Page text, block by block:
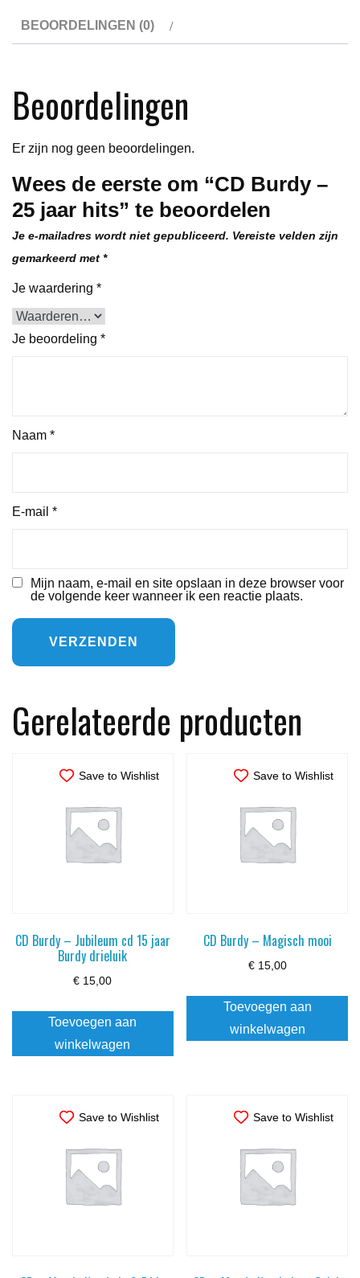
hits
aantal
BEOORDELINGEN (0)
Beoordelingen
Er zijn nog geen beoordelingen.
Wees de eerste om “CD Burdy –
25 jaar hits” te beoordelen
Je e-mailadres wordt niet gepubliceerd. Vereiste velden zijn
gemarkeerd met *
Je waardering *
Je beoordeling *
Naam *
E-mail *
Mijn naam, e-mail en site opslaan in deze browser voor
de volgende keer wanneer ik een reactie plaats.
Gerelateerde producten
Save to Wishlist
CD Burdy – Jubileum cd 15 jaar
Burdy drieluik
€ 15,00
Toevoegen aan
winkelwagen
Save to Wishlist
CD Burdy – Magisch mooi
€15,00
Toevoegen aan
winkelwagen
Save to Wishlist Save to Wishlist